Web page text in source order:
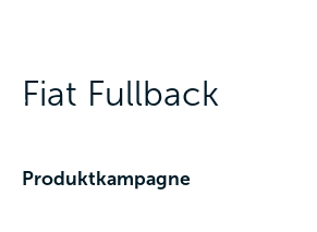
Fiat Fullback
Produktkampagne